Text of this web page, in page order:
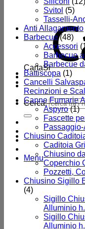
CartaSi
Cerca:
Menu
Svitol (5)
Tasselli-
Anti Allagamento
Barbecue (48)
Accessori
Barbecue
Barbecue
Battiscopa (1)
Cancelli
Recinzioni e
Canne Fumarie
Aspyro (1)
Fascette
Chiusino
Caditoia
Chiusino
Coperchio
Pozzetti,
Chiusino Sigillo
(4)
Sigillo
Alluminio
Sigillo
Alluminio